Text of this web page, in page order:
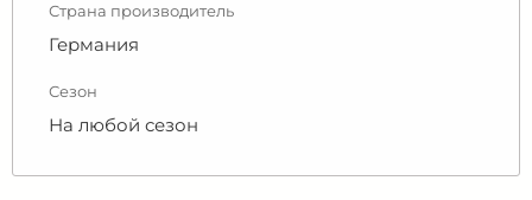
Страна производитель
Германия
Сезон
На любой сезон